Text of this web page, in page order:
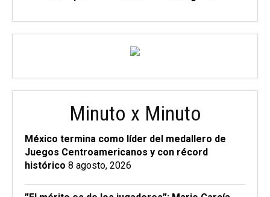
Minuto x Minuto
México termina como líder del medallero de
Juegos Centroamericanos y con récord
histórico 8 agosto, 2026